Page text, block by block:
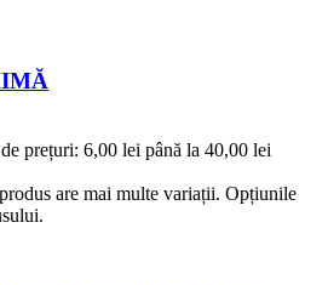
prețuri: 6,00 lei până la 40,00 lei
are mai multe variații. Opțiunile